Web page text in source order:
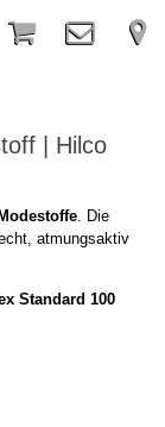
| Hilco
. Die
atmungsaktiv
Standard 100